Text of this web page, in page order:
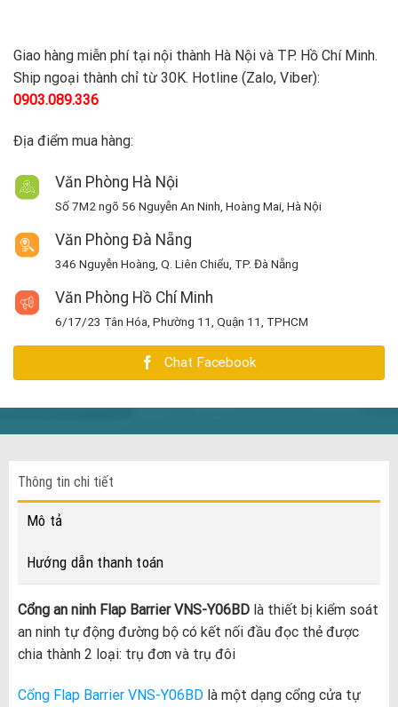
Giao hàng miễn phí tại nội thành Hà Nội và TP. Hồ Chí Minh.
Ship ngoại thành chỉ từ 30K. Hotline (Zalo, Viber):
0903.089.336
Địa điểm mua hàng:
Văn Phòng Hà Nội
Số 7M2 ngõ 56 Nguyễn An Ninh, Hoàng Mai, Hà Nội
Văn Phòng Đà Nẵng
346 Nguyễn Hoàng, Q. Liên Chiểu, TP. Đà Nẵng
Văn Phòng Hồ Chí Minh
6/17/23 Tân Hóa, Phường 11, Quận 11, TPHCM
Chat Facebook
Thông tin chi tiết
Mô tả
Hướng dẫn thanh toán
Cổng an ninh Flap Barrier VNS-Y06BDlà thiết bị kiểm soát
an ninh tự động đường bộ có kết nối đầu đọc thẻ được
chia thành 2 loại: trụ đơn và trụ đôi
Cổng Flap Barrier VNS-Y06BDlà một dạng cổng cửa tự